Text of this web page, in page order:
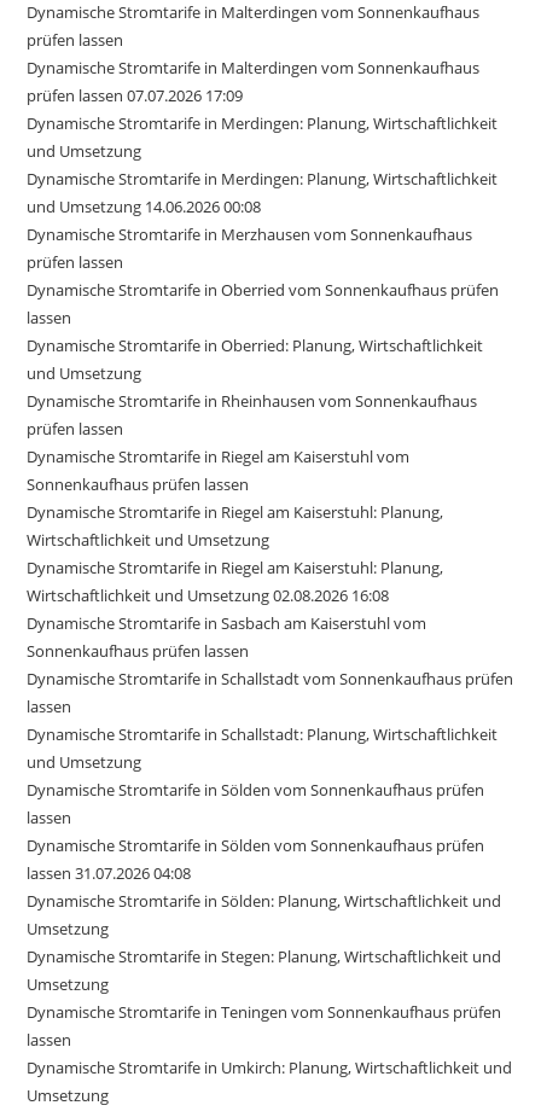
Dynamische Stromtarife in Malterdingen vom Sonnenkaufhaus
prüfen lassen
Dynamische Stromtarife in Malterdingen vom Sonnenkaufhaus
prüfen lassen 07.07.2026 17:09
Dynamische Stromtarife in Merdingen: Planung, Wirtschaftlichkeit
und Umsetzung
Dynamische Stromtarife in Merdingen: Planung, Wirtschaftlichkeit
und Umsetzung 14.06.2026 00:08
Dynamische Stromtarife in Merzhausen vom Sonnenkaufhaus
prüfen lassen
Dynamische Stromtarife in Oberried vom Sonnenkaufhaus prüfen
lassen
Dynamische Stromtarife in Oberried: Planung, Wirtschaftlichkeit
und Umsetzung
Dynamische Stromtarife in Rheinhausen vom Sonnenkaufhaus
prüfen lassen
Dynamische Stromtarife in Riegel am Kaiserstuhl vom
Sonnenkaufhaus prüfen lassen
Dynamische Stromtarife in Riegel am Kaiserstuhl: Planung,
Wirtschaftlichkeit und Umsetzung
Dynamische Stromtarife in Riegel am Kaiserstuhl: Planung,
Wirtschaftlichkeit und Umsetzung 02.08.2026 16:08
Dynamische Stromtarife in Sasbach am Kaiserstuhl vom
Sonnenkaufhaus prüfen lassen
Dynamische Stromtarife in Schallstadt vom Sonnenkaufhaus prüfen
lassen
Dynamische Stromtarife in Schallstadt: Planung, Wirtschaftlichkeit
und Umsetzung
Dynamische Stromtarife in Sölden vom Sonnenkaufhaus prüfen
lassen
Dynamische Stromtarife in Sölden vom Sonnenkaufhaus prüfen
lassen 31.07.2026 04:08
Dynamische Stromtarife in Sölden: Planung, Wirtschaftlichkeit und
Umsetzung
Dynamische Stromtarife in Stegen: Planung, Wirtschaftlichkeit und
Umsetzung
Dynamische Stromtarife in Teningen vom Sonnenkaufhaus prüfen
lassen
Dynamische Stromtarife in Umkirch: Planung, Wirtschaftlichkeit und
Umsetzung